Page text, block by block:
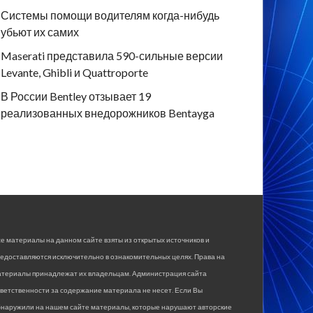
Системы помощи водителям когда-нибудь
убьют их самих
Maserati представила 590-сильные версии
Levante, Ghibli и Quattroporte
В России Bentley отзывает 19
реализованных внедорожников Bentayga
материалы на данном сайте взяты из открытых источников и
исключительно в ознакомительных целях. Права на
принадлежат их владельцам. Администрация сайта
за содержание материала не несет. Если Вы
на нашем сайте материалы, которые нарушают авторские